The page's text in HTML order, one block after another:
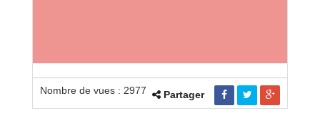
Nombre de vues : 2977 Partager